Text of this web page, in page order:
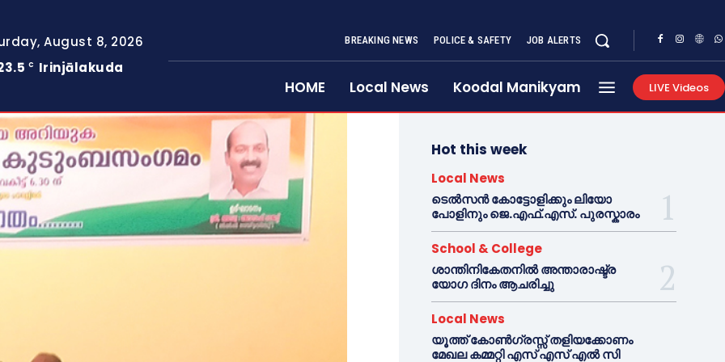
August 8, 2026
C Irinjālakuda
BREAKING NEWS POLICE & SAFETY JOB ALERTS
HOME Local News Koodal Manikyam LIVE Videos
Hot this week
Local News
ടെൽസൻ കോട്ടോളിക്കും ലിയോ
പോളിനും ജെ.എഫ്.എസ്. പുരസ്കാരം
School & College
ശാന്തിനികേതനിൽ അന്താരാഷ്ട്ര
യോഗ ദിനം ആചരിച്ചു
Local News
യൂത്ത് കോൺഗ്രസ്സ് തളിയക്കോണം
മേഖല കമ്മറ്റി എസ് എസ് എൽ സി